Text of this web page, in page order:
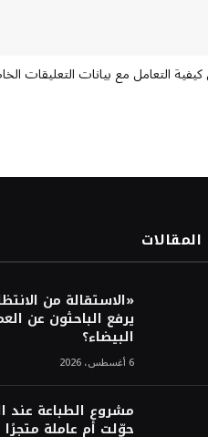
التعامل مع بيانات التعليقات
«الاستقالة من
يرفع الباحثون عن
البيضاء؟
6 أغسطس، 2026
مشروع الطباعة عند
حوّلت أم عاملة متجرًا